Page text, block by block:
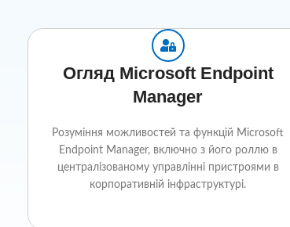
Огляд Microsoft Endpoint
Manager
Розуміння можливостей та функцій Microsoft
Endpoint Manager, включно з його роллю в
централізованому управлінні пристроями в
корпоративній інфраструктурі.